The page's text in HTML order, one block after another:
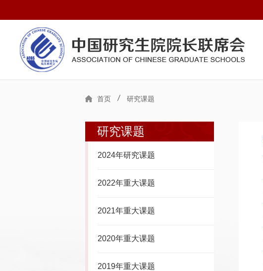
首页 研究课题
研究课题
2024年研究课题
2022年重大课题
2021年重大课题
2020年重大课题
2019年重大课题